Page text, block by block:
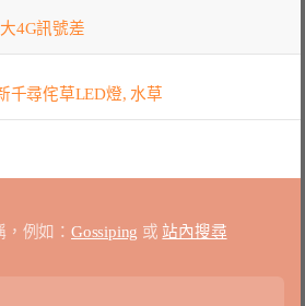
4G訊號差
千尋侘草LED燈, 水草
，例如：Gossiping 或 站內搜尋